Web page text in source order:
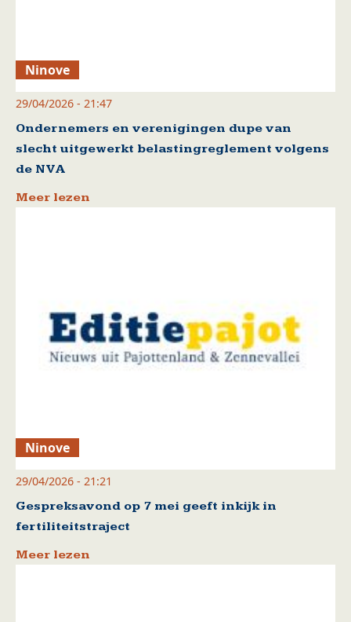
Ninove
29/04/2026 - 21:47
Ondernemers en verenigingen dupe van
slecht uitgewerkt belastingreglement volgens
de NVA
Meer lezen
Ninove
29/04/2026 - 21:21
Gespreksavond op 7 mei geeft inkijk in
fertiliteitstraject
Meer lezen